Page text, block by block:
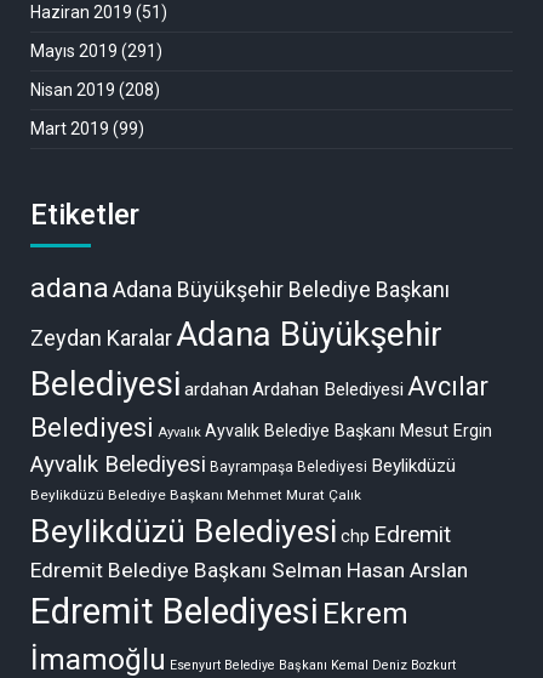
Haziran 2019 (51)
Mayıs 2019 (291)
Nisan 2019 (208)
Mart 2019 (99)
Etiketler
adanaAdana Büyükşehir Belediye Başkanı
Zeydan KaralarAdana Büyükşehir
Belediyesi ardahan Ardahan Belediyesi Avcılar
Belediyesi Ayvalık Ayvalık Belediye Başkanı Mesut Ergin
Ayvalık Belediyesi Bayrampaşa Belediyesi Beylikdüzü
Beylikdüzü Belediye Başkanı Mehmet Murat Çalık
Beylikdüzü Belediyesi chp Edremit
Edremit Belediye Başkanı Selman Hasan Arslan
Edremit Belediyesi Ekrem
İmamoğlu Esenyurt Belediye Başkanı Kemal Deniz Bozkurt